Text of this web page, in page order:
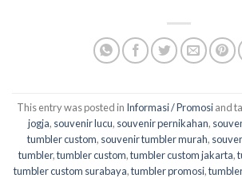
This entry was posted in Informasi / Promosiand
jogja, souvenir lucu, souvenir pernikahan,
tumbler custom, souvenir tumbler murah,
tumbler,tumbler custom,tumbler custom jakarta,
tumbler custom surabaya,tumbler promosi,